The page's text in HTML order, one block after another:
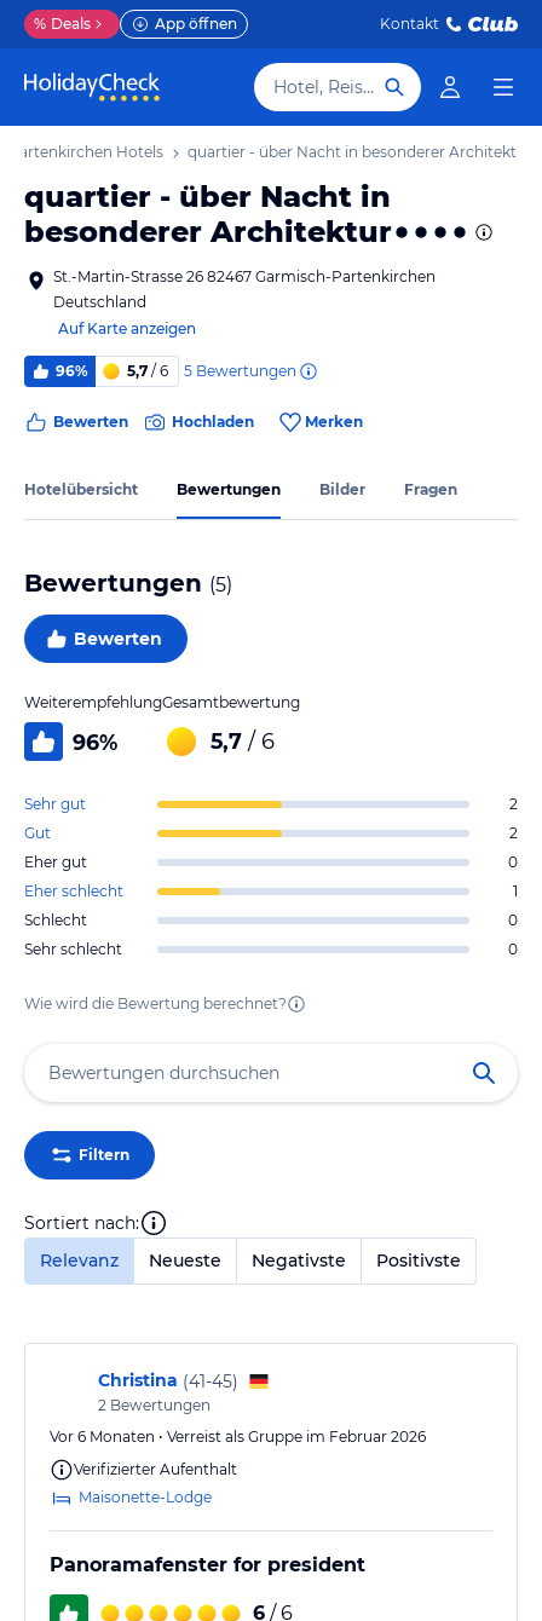
% Deals App öffnen Kontakt
Hotel, Reiseziel
Partenkirchen Hotels quartier - über Nacht in besonderer Architektur
quartier - über Nacht in
besonderer Architektur
St.-Martin-Strasse 26 82467 Garmisch-Partenkirchen
Deutschland
Auf Karte anzeigen
96% 5,7 / 6 5 Bewertungen
Bewerten Hochladen Merken
Hotelübersicht Bewertungen Bilder Fragen
Bewertungen (5)
Bewerten
Weiterempfehlung
96%
Gesamtbewertung
5,7 / 6
Sehr gut
2
Gut
2
Eher gut
0
Eher schlecht
1
Schlecht
0
Sehr schlecht
0
Wie wird die Bewertung berechnet?
Filtern
Sortiert nach:
Relevanz
Neueste Negativste Positivste
Christina (41-45)
2 Bewertungen
Vor 6 Monaten • Verreist als Gruppe im Februar 2026
Verifizierter Aufenthalt
Maisonette-Lodge
Panoramafenster for president
6 / 6